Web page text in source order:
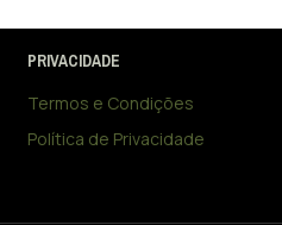
PRIVACIDADE
Termos e Condições
Política de Privacidade